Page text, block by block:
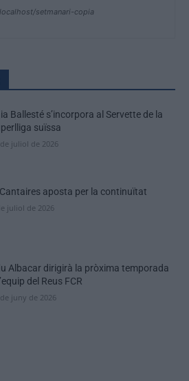
setmanari-copia
Ballesté s’incorpora al Servette de la
suïssa
de juliol de 2026
aposta per la continuïtat
juliol de 2026
Albacar dirigirà la pròxima temporada
del Reus FCR
juny de 2026